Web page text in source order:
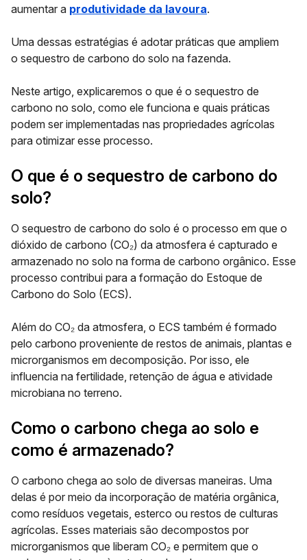
aumentar a produtividade da lavoura.
Uma dessas estratégias é adotar práticas que ampliem
o sequestro de carbono do solo na fazenda.
Neste artigo, explicaremos o que é o sequestro de
carbono no solo, como ele funciona e quais práticas
podem ser implementadas nas propriedades agrícolas
para otimizar esse processo.
O que é o sequestro de carbono do
solo?
O sequestro de carbono do solo é o processo em que o
dióxido de carbono (CO₂) da atmosfera é capturado e
armazenado no solo na forma de carbono orgânico. Esse
processo contribui para a formação do Estoque de
Carbono do Solo (ECS).
Além do CO₂ da atmosfera, o ECS também é formado
pelo carbono proveniente de restos de animais, plantas e
microrganismos em decomposição. Por isso, ele
influencia na fertilidade, retenção de água e atividade
microbiana no terreno.
Como o carbono chega ao solo e
como é armazenado?
O carbono chega ao solo de diversas maneiras. Uma
delas é por meio da incorporação de matéria orgânica,
como resíduos vegetais, esterco ou restos de culturas
agrícolas. Esses materiais são decompostos por
microrganismos que liberam CO₂ e permitem que o